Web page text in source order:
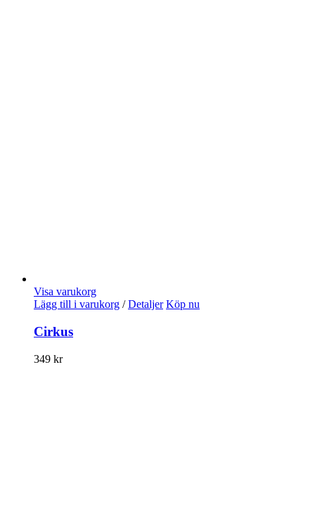
Visa varukorg
Lägg till i varukorg / Detaljer Köp nu
Cirkus
349 kr